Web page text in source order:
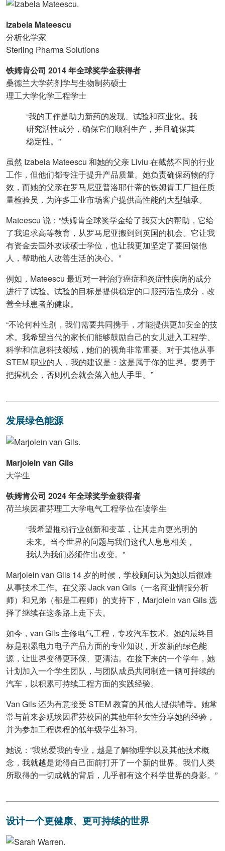
Izabela Mateescu
分析化学家
Sterling Pharma Solutions
铁姆肯公司 2014 年全球奖学金获得者
桑德兰大学药剂学与生物制药硕士
理工大学化学工程学士
“我的工作是助力新药的发现、试验和商业化。我
研究活性成分，确保它们顺利生产，并且确保其
稳定性。”
虽然 Izabela Mateescu 和她的父亲 Liviu 在截然不同的行业
工作，但他们都专注于提升产品质量。她负责确保药物的疗
效，而她的父亲在罗马尼亚普洛耶什蒂的铁姆肯工厂担任质
量检验员，为许多工业市场客户提供高性能的大型轴承。
Mateescu 说：“铁姆肯全球奖学金给了我莫大的帮助，它给
了我追求高等教育，从罗马尼亚搬到到英国的机会。它让我
有资金去国外攻读硕士学位，也让我更加坚定了要回馈他
人，帮助他人改善生活的决心。”
例如，Mateescu 最近对一种治疗癌症和炎症性疾病的成分
进行了试验。试验的目标是提供稳定的口服药活性成分，改
善全球患者的健康。
“不论何种性别，我们需要共同携手，才能提供更加安全的技
术。我希望当代的家长们能够鼓励自己的女儿进入工程学、
科学和信息科技领域，她们的视角非常重要。对于其他从事
STEM 职业的人，我的建议是：这是属于你的世界。要勇于
把握机会，否则机会就会落入他人手里。”
发展绿色能源
Marjolein van Gils
大学生
铁姆肯公司 2024 年全球奖学金获得者
荷兰埃因霍芬理工大学电气工程学位在读学生
“我希望推动行业创新和变革，让其走向更光明的
未来。当今世界的问题与我们这代人息息相关，
我认为我们必须作出改变。”
Marjolein van Gils 14 岁的时候，学校顾问认为她以后很难
从事技术工作。在父亲 Jack van Gils（一名商业情报分析
师）和兄弟（都是工程师）的支持下，Marjolein van Gils 选
择了继续在这条路上走下去。
如今，van Gils 主修电气工程，专攻汽车技术。她的最终目
标是积累电力电子产品方面的专业知识，开发新的绿色能
源，让世界变得更环保、更清洁。在接下来的一个学年，她
计划加入一个学生团队，与团队成员共同制造一辆可持续的
汽车，以积累可持续工程方面的实践经验。
Van Gils 还为有意接受 STEM 教育的其他人提供辅导。她常
常与前来参观埃因霍芬校园的其他年轻女性分享她的经验，
并为参加工程课程的低年级学生补习。
她说：“我热爱我的专业，越是了解物理学以及其他技术概
念，我就越是觉得自己面前打开了一个新的世界。我们人类
所取得的一切成就的背后，几乎都有这个科学世界的身影。”
设计一个更健康、更可持续的世界